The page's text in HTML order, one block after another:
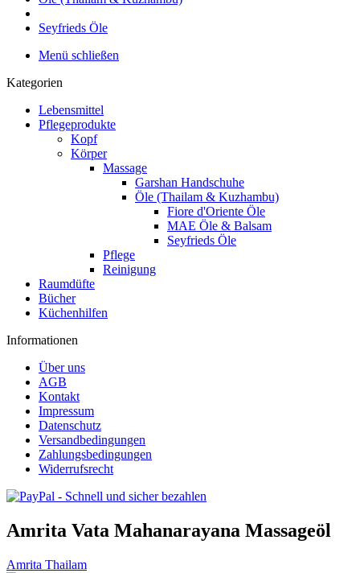
Seyfrieds Öle
Menü schließen
Kategorien
Lebensmittel
Pflegeprodukte
Kopf
Körper
Massage
Garshan Handschuhe
Öle (Thailam & Kuzhambu)
Fiore d'Oriente Öle
MAE Öle & Balsam
Seyfrieds Öle
Pflege
Reinigung
Raumdüfte
Bücher
Küchenhilfen
Informationen
Über uns
AGB
Kontakt
Impressum
Datenschutz
Versandbedingungen
Zahlungsbedingungen
Widerrufsrecht
Amrita Vata Mahanarayana Massageöl
Amrita Thailam